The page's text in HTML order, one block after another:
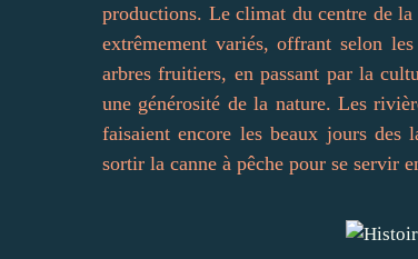
productions. Le climat du centre de
extrêmement variés, offrant selon
arbres fruitiers, en passant par la
une générosité de la nature. Les
faisaient encore les beaux jours
sortir la canne à pêche pour se servir